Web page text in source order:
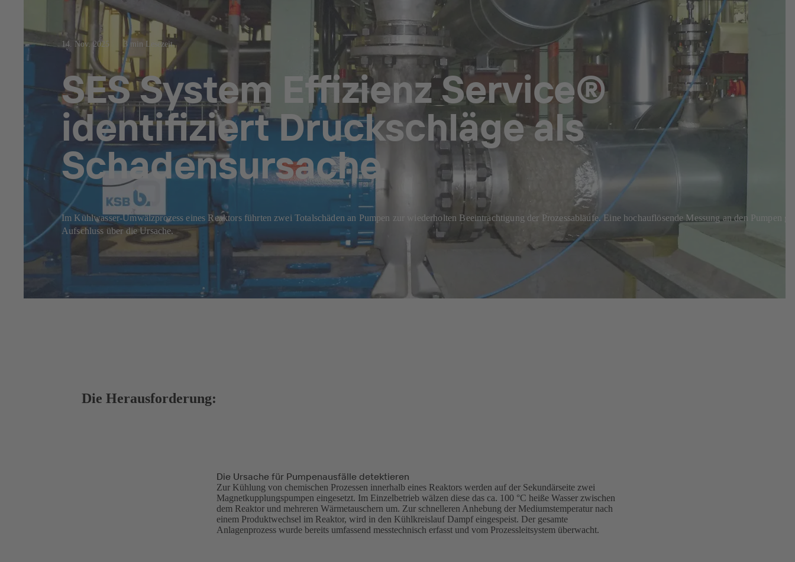
14. Nov. 2025 3 min Lesezeit
SES System Effizienz Service®
identifiziert Druckschläge als
Schadensursache
Im Kühlwasser-Umwälzprozess eines Reaktors führten zwei Totalschäden an Pumpen zur wiederholten Beeinträchtigung der Prozessabläufe. Eine hochauflösende Messung an den Pumpen
Aufschluss über die Ursache.
Die Herausforderung:
Die Ursache für Pumpenausfälle detektieren
Zur Kühlung von chemischen Prozessen innerhalb eines Reaktors werden auf der Sekundärseite zwei
Magnetkupplungspumpen eingesetzt. Im Einzelbetrieb wälzen diese das ca. 100 °C heiße Wasser zwischen
dem Reaktor und mehreren Wärmetauschern um. Zur schnelleren Anhebung der Mediumstemperatur nach
einem Produktwechsel im Reaktor, wird in den Kühlkreislauf Dampf eingespeist. Der gesamte
Anlagenprozess wurde bereits umfassend messtechnisch erfasst und vom Prozessleitsystem überwacht.